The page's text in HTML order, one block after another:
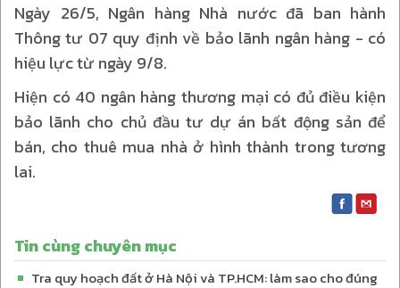
Ngày 26/5, Ngân hàng Nhà nước đã ban hành
Thông tư 07 quy định về bảo lãnh ngân hàng - có
hiệu lực từ ngày 9/8.
Hiện có 40 ngân hàng thương mại có đủ điều kiện
bảo lãnh cho chủ đầu tư dự án bất động sản để
bán, cho thuê mua nhà ở hình thành trong tương
lai.
Tin cùng chuyên mục
■ Tra quy hoạch đất ở Hà Nội và TP.HCM: làm sao cho đúng